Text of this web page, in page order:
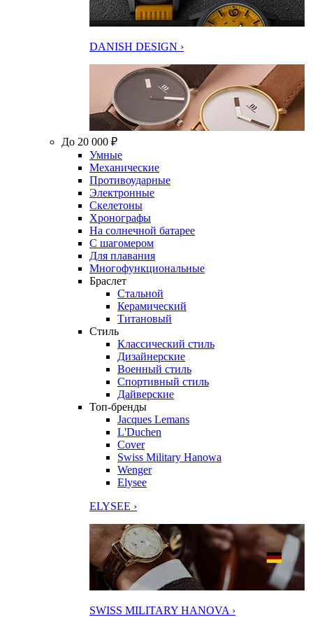
DANISH DESIGN ›
До 20 000 ₽
Умные
Механические
Противоударные
Электронные
Скелетоны
Хронографы
На солнечной батарее
С шагомером
Для плавания
Многофункциональные
Браслет
Стальной
Керамический
Титановый
Стиль
Классический стиль
Дизайнерские
Военный стиль
Спортивный стиль
Дайверские
Топ-бренды
Jacques Lemans
L'Duchen
Cover
Swiss Military Hanowa
Wenger
Elysee
ELYSEE ›
SWISS MILITARY HANOVA ›